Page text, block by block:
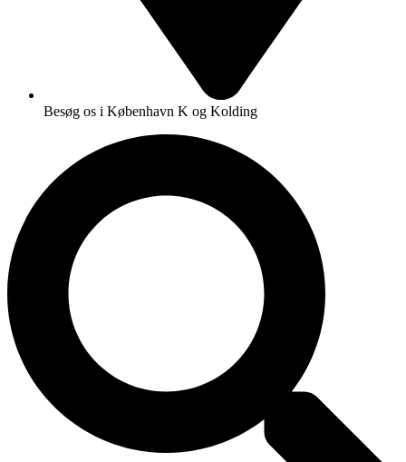
Besøg os i København K og Kolding